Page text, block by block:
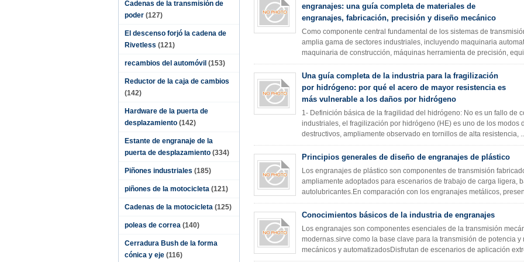
Cadenas de la transmisión de
poder (127)
El descenso forjó la cadena de
Rivetless (121)
recambios del automóvil (153)
Reductor de la caja de cambios
(142)
Hardware de la puerta de
desplazamiento (142)
Estante de engranaje de la
puerta de desplazamiento (334)
Piñones industriales (185)
piñones de la motocicleta (121)
Cadenas de la motocicleta (125)
poleas de correa (140)
Cerradura Bush de la forma
cónica y eje (116)
engranajes: una guía completa de materiales de
engranajes, fabricación, precisión y diseño mecánico
Como componente central fundamental de los sistemas de
amplia gama de sectores industriales, incluyendo maquinaria
maquinaria de construcción, máquinas herramienta de precisión,
Una guía completa de la industria para la fragilización
por hidrógeno: por qué el acero de mayor resistencia es
más vulnerable a los daños por hidrógeno
1- Definición básica de la fragilidad del hidrógeno: No es un fallo de
industriales, el fragilización por hidrógeno (HE) es uno de los modos
destructivos, ampliamente observado en tornillos de alta resistencia,
Principios generales de diseño de engranajes de plástico
Los engranajes de plástico son componentes de transmisión
ampliamente adoptados para escenarios de trabajo de carga ligera,
autolubricantes.En comparación con los engranajes metálicos,
Conocimientos básicos de la industria de engranajes
Los engranajes son componentes esenciales de la transmisión
modernas.sirve como la base clave para la transmisión de potencia
mecánicos y automatizadosDisfrutan de escenarios de aplicación